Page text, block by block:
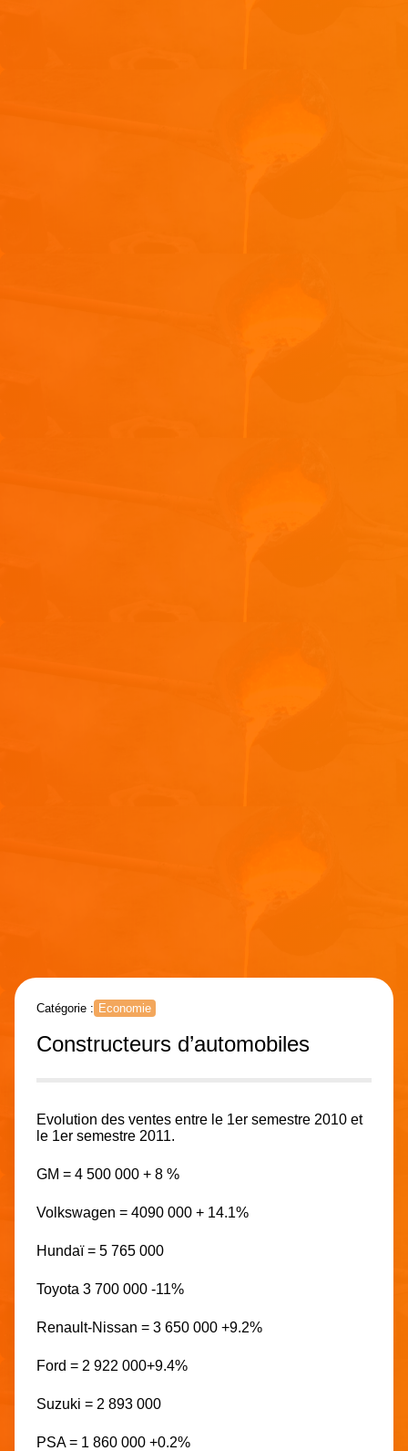
Catégorie : Economie
Constructeurs d’automobiles
Evolution des ventes entre le 1er semestre 2010 et
le 1er semestre 2011.
GM = 4 500 000 + 8 %
Volkswagen = 4090 000 + 14.1%
Hundaï = 5 765 000
Toyota 3 700 000 -11%
Renault-Nissan = 3 650 000 +9.2%
Ford = 2 922 000+9.4%
Suzuki = 2 893 000
PSA = 1 860 000 +0.2%